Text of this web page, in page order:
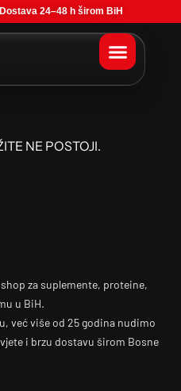
Dostava 24–48 h širom BiH
NE POSTOJI.
za suplemente, proteine,
u BiH.
već više od 25 godina nudimo
i brzu dostavu širom Bosne